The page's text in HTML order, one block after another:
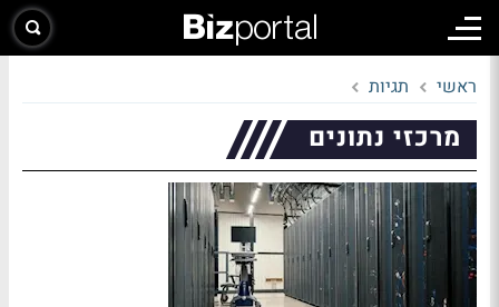
ראשי תגיות
מרכזי נתונים